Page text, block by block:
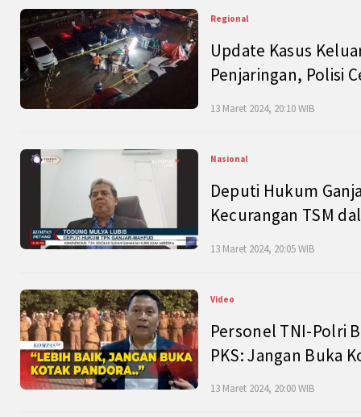
Regional
Update Kasus
Penjaringan, Polisi
13 Maret 2024, 20:10 WIB
Nasional
Deputi Hukum
Kecurangan TSM
13 Maret 2024, 20:05 WIB
Video
Personel TNI-Polri
PKS: Jangan Buka
13 Maret 2024, 20:00 WIB